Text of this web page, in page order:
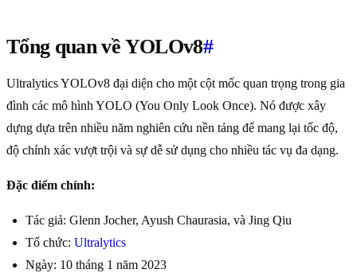
Tổng quan về YOLOv8#
Ultralytics YOLOv8 đại diện cho một cột mốc quan trọng trong gia
đình các mô hình YOLO (You Only Look Once). Nó được xây
dựng dựa trên nhiều năm nghiên cứu nền tảng để mang lại tốc độ,
độ chính xác vượt trội và sự dễ sử dụng cho nhiều tác vụ đa dạng.
Đặc điểm chính:
Tác giả: Glenn Jocher, Ayush Chaurasia, và Jing Qiu
Tổ chức: Ultralytics
Ngày: 10 tháng 1 năm 2023